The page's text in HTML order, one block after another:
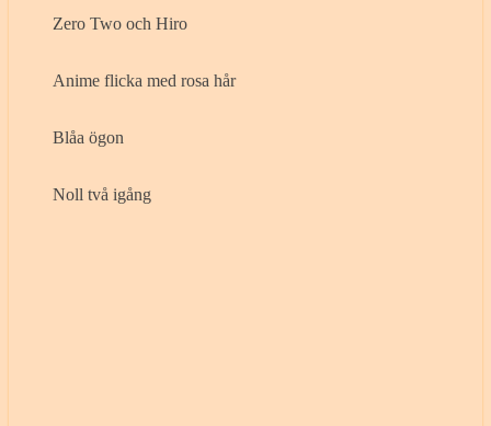
Zero Two och Hiro
Anime flicka med rosa hår
Blåa ögon
Noll två igång